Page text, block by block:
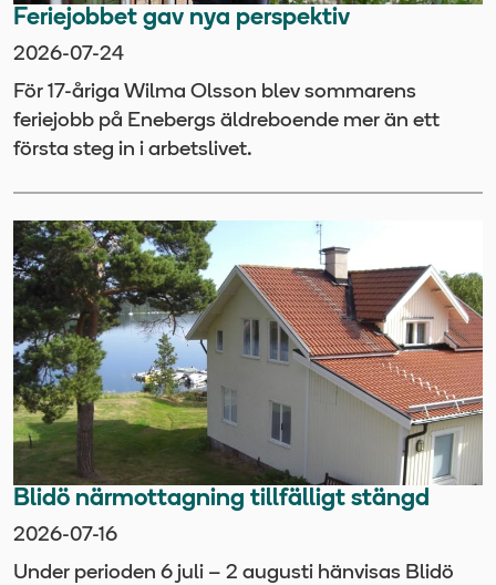
Feriejobbet gav nya perspektiv
2026-07-24
För 17-åriga Wilma Olsson blev sommarens
feriejobb på Enebergs äldreboende mer än ett
första steg in i arbetslivet.
Blidö närmottagning tillfälligt stängd
2026-07-16
Under perioden 6 juli – 2 augusti hänvisas Blidö